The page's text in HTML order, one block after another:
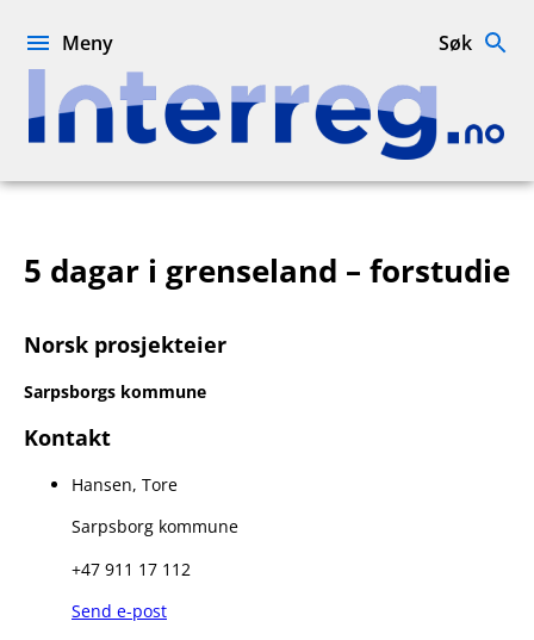
Interreg.no
Meny Søk
5 dagar i grenseland – forstudie
Norsk prosjekteier
Sarpsborgs kommune
Kontakt
Hansen, Tore
Sarpsborg kommune
+47 911 17 112
Send e-post